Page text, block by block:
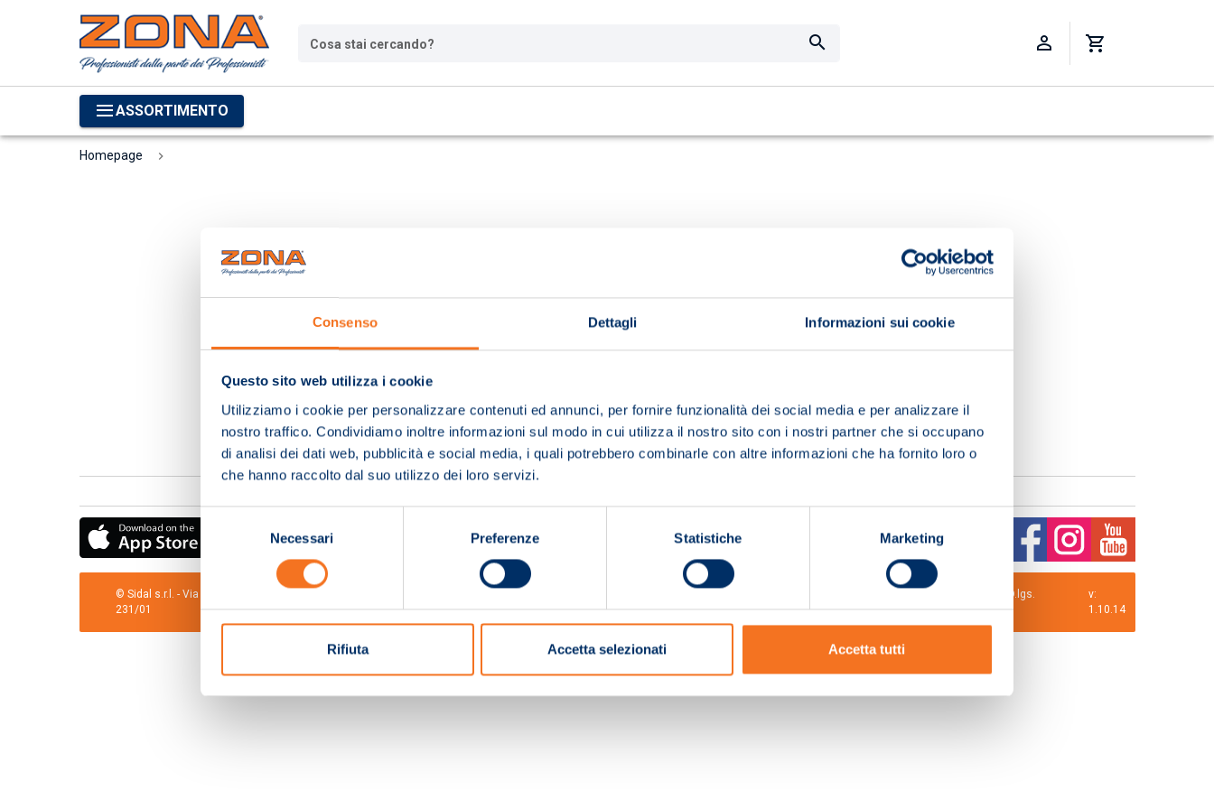
Consenso Dettagli Informazioni sui cookie
Questo sito web utilizza i cookie
Utilizziamo i cookie per personalizzare contenuti ed annunci, per fornire funzionalità dei social media e per analizzare il
nostro traffico. Condividiamo inoltre informazioni sul modo in cui utilizza il nostro sito con i nostri partner che si occupano
di analisi dei dati web, pubblicità e social media, i quali potrebbero combinarle con altre informazioni che ha fornito loro o
che hanno raccolto dal suo utilizzo dei loro servizi.
Selezione
consenso
Necessari Preferenze Statistiche Marketing
Rifiuta Accetta selezionati Accetta tutti
Cosa stai cercando?
ASSORTIMENTO
Homepage
© Sidal s.r.l. - Via S.Agostino,50, 51100 Pistoia - Cod.Fisc. e Registro Imprese Pistoia 01680210505 – R.E.A. n.155974 - Cap.Soc. € 2.000.000,00 i.v. La Società adotta il Codice Etico D.lgs.
231/01
v:
1.10.14